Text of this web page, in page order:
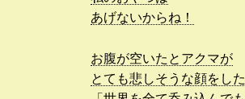
あげないからね！
お腹が空いたとアクマが
とても悲しそうな顔をした